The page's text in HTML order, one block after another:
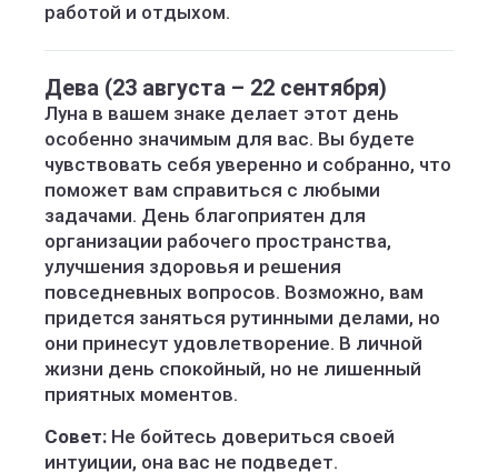
работой и отдыхом.
Дева (23 августа – 22 сентября)
Луна в вашем знаке делает этот день
особенно значимым для вас. Вы будете
чувствовать себя уверенно и собранно, что
поможет вам справиться с любыми
задачами. День благоприятен для
организации рабочего пространства,
улучшения здоровья и решения
повседневных вопросов. Возможно, вам
придется заняться рутинными делами, но
они принесут удовлетворение. В личной
жизни день спокойный, но не лишенный
приятных моментов.
Совет: Не бойтесь довериться своей
интуиции, она вас не подведет.